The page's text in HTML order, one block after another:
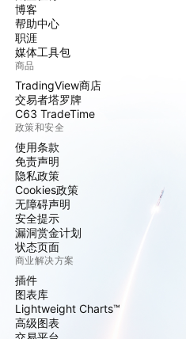
博客
帮助中心
职涯
媒体工具包
商品
TradingView商店
交易者塔罗牌
C63 TradeTime
政策和安全
使用条款
免责声明
隐私政策
Cookies政策
无障碍声明
安全提示
漏洞赏金计划
状态页面
商业解决方案
插件
图表库
Lightweight Charts™
高级图表